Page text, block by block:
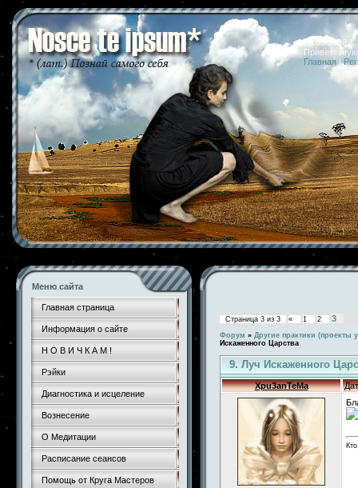
08.08.2026
Главная |
Меню сайта
Главная страница
Информация о сайте
Н О В И Ч К А М !
Рэйки
Диагностика и исцеление
Вознесение
О Медитации
Расписание сеансов
Помощь от Круга Мастеров
Страница 3 из 3 « 1 2 3
Форум » Другие практики (проекты
Искаженного Царства
9. Луч Искаженного
Xpu3anTeMa